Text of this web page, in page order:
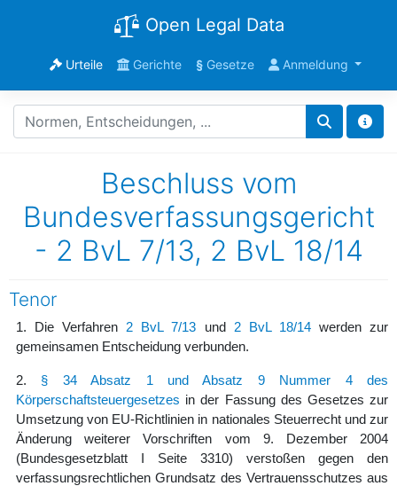
Open Legal Data
Urteile Gerichte §Gesetze Anmeldung
Beschluss vom
Bundesverfassungsgericht
- 2 BvL 7/13, 2 BvL 18/14
Tenor
1. Die Verfahren 2 BvL 7/13 und 2 BvL 18/14werden zur
gemeinsamen Entscheidung verbunden.
2. § 34 Absatz 1 und Absatz 9 Nummer 4 des
Körperschaftsteuergesetzes in der Fassung des Gesetzes zur
Umsetzung von EU-Richtlinien in nationales Steuerrecht und zur
Änderung weiterer Vorschriften vom 9. Dezember 2004
(Bundesgesetzblatt I Seite 3310) verstoßen gegen den
verfassungsrechtlichen Grundsatz des Vertrauensschutzes aus